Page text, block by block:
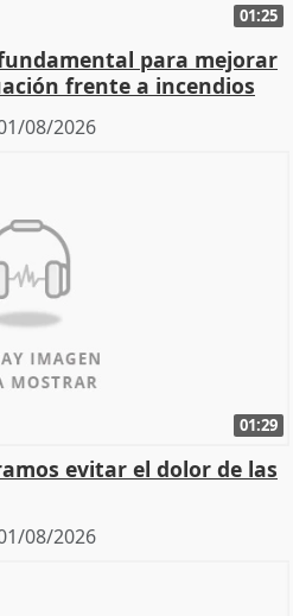
01:25
para mejorar
frente a incendios
08/2026
01:29
evitar el dolor de las
08/2026